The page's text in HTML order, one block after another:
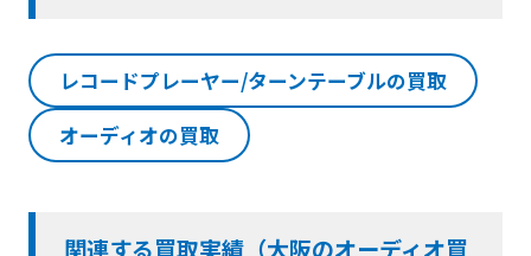
レコードプレーヤー/ターンテーブルの買取
オーディオの買取